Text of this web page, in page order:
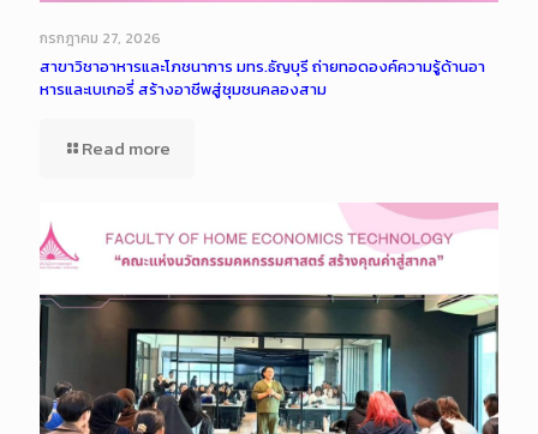
กรกฎาคม 27, 2026
สาขาวิชาอาหารและโภชนาการ มทร.ธัญบุรี ถ่ายทอดองค์ความรู้ด้านอา
หารและเบเกอรี่ สร้างอาชีพสู่ชุมชนคลองสาม
Read more